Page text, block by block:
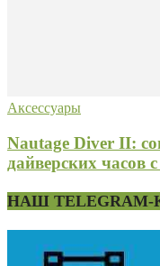
Аксессуары
Nautage Diver II:
дайверских часов
НАШ